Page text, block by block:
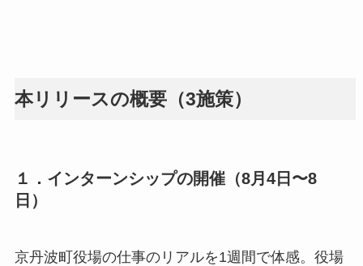
本リリースの概要（3施策）
１． インターンシップの開催（8月4日〜8
日）
京丹波町役場の仕事のリアルを1週間で体感。役場